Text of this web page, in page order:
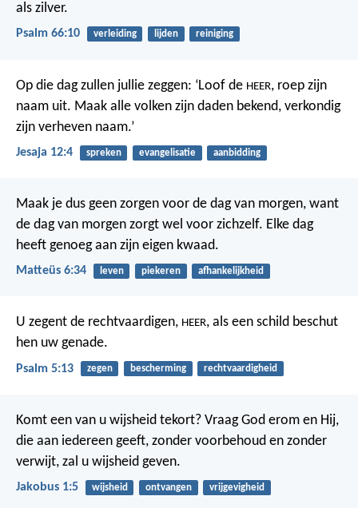
als zilver.
Psalm 66:10 verleiding lijden reiniging
Op die dag zullen jullie zeggen: ‘Loof de HEER, roep zijn
naam uit. Maak alle volken zijn daden bekend, verkondig
zijn verheven naam.’
Jesaja 12:4 spreken evangelisatie aanbidding
Maak je dus geen zorgen voor de dag van morgen, want
de dag van morgen zorgt wel voor zichzelf. Elke dag
heeft genoeg aan zijn eigen kwaad.
Matteüs 6:34 leven piekeren afhankelijkheid
U zegent de rechtvaardigen, HEER, als een schild beschut
hen uw genade.
Psalm 5:13 zegen bescherming rechtvaardigheid
Komt een van u wijsheid tekort? Vraag God erom en Hij,
die aan iedereen geeft, zonder voorbehoud en zonder
verwijt, zal u wijsheid geven.
Jakobus 1:5 wijsheid ontvangen vrijgevigheid